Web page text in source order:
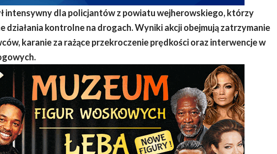
intensywny dla policjantów z powiatu wejherowskiego, którzy
działania kontrolne na drogach. Wyniki akcji obejmują zatrzymanie
karanie za rażące przekroczenie prędkości oraz interwencje w